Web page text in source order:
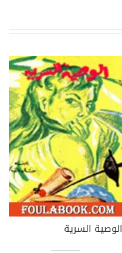
الوصية السرية